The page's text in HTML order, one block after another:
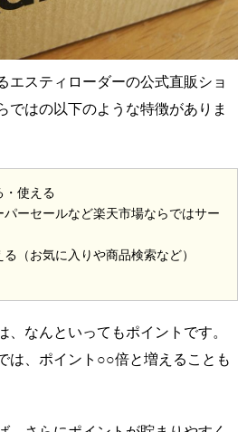
エスティローダーの公式直販ショ
ではの以下のような特徴がありま
・使える
パーセールなど楽天市場ならではサー
（お気に入りや商品検索など）
、なんといってもポイントです。
は、ポイント○○倍と増えることも